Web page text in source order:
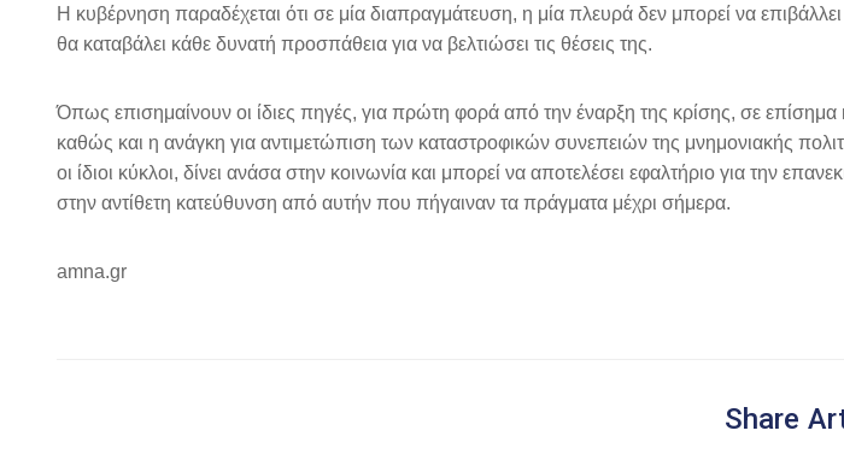
Η κυβέρνηση παραδέχεται ότι σε μία διαπραγμάτευση, η μία πλευρά δεν μπορεί να
θα καταβάλει κάθε δυνατή προσπάθεια για να βελτιώσει τις θέσεις της.
Όπως επισημαίνουν οι ίδιες πηγές, για πρώτη φορά από την έναρξη της κρίσης, σε επίσημα
καθώς και η ανάγκη για αντιμετώπιση των καταστροφικών συνεπειών της μνημονιακής
οι ίδιοι κύκλοι, δίνει ανάσα στην κοινωνία και μπορεί να αποτελέσει εφαλτήριο για την
στην αντίθετη κατεύθυνση από αυτήν που πήγαιναν τα πράγματα μέχρι σήμερα.
amna.gr
Share